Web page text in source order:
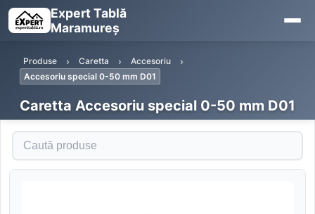
Expert Tablă
Maramureș
Produse Caretta
Accesoriu
Accesoriu special 0-50 mm D01
Caretta Accesoriu special 0-50 mm D01
Caută produse